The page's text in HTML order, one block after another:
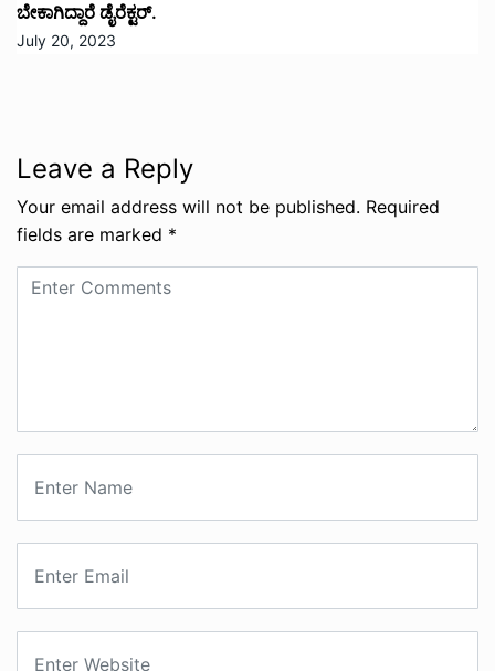
ಬೇಕಾಗಿದ್ದಾರೆ ಡೈರೆಕ್ಟರ್.
July 20, 2023
Leave a Reply
Your email address will not be published. Required
fields are marked *